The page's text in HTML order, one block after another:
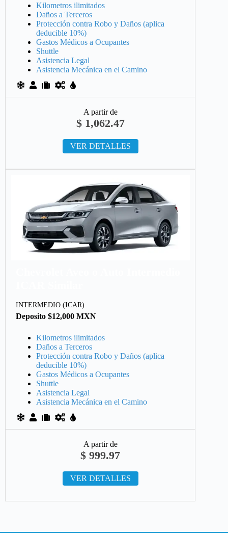
Kilometros ilimitados
Daños a Terceros
Protección contra Robo y Daños (aplica
deducible 10%)
Gastos Médicos a Ocupantes
Shuttle
Asistencia Legal
Asistencia Mecánica en el Camino
A partir de
$ 1,062.47
VER DETALLES
INTERMEDIO (ICAR)
Deposito $12,000 MXN
Kilometros ilimitados
Daños a Terceros
Protección contra Robo y Daños (aplica
deducible 10%)
Gastos Médicos a Ocupantes
Shuttle
Asistencia Legal
Asistencia Mecánica en el Camino
A partir de
$ 999.97
VER DETALLES